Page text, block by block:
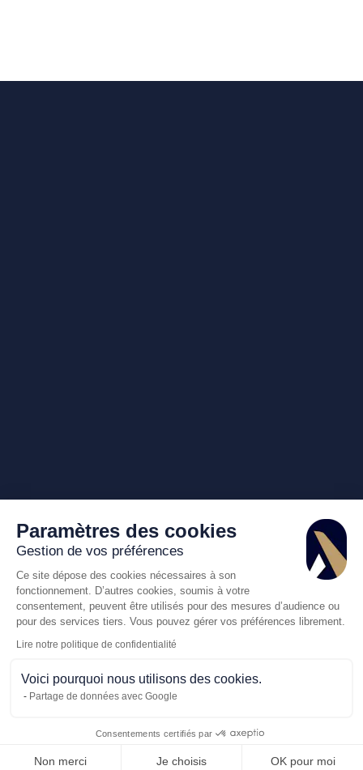
Paramètres des cookies
Gestion de vos préférences
Ce site dépose des cookies nécessaires à son
fonctionnement. D’autres cookies, soumis à votre
consentement, peuvent être utilisés pour des mesures d’audience ou
pour des services tiers. Vous pouvez gérer vos préférences librement.
Lire notre politique de confidentialité
Voici pourquoi nous utilisons des cookies.
Partage de données avec Google
Consentements certifiés par
Non merci Je choisis OK pour moi